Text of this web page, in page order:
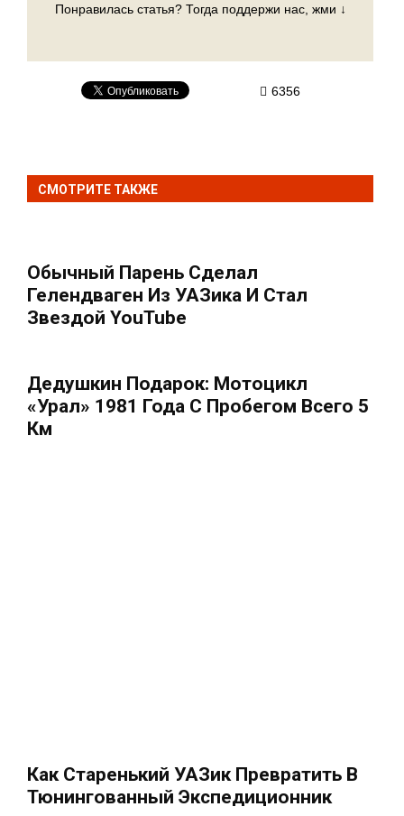
Понравилась статья? Тогда поддержи нас, жми ↓
6356
СМОТРИТЕ ТАКЖЕ
Обычный Парень Сделал
Гелендваген Из УАЗика И Стал
Звездой YouTube
Дедушкин Подарок: Мотоцикл
«Урал» 1981 Года С Пробегом Всего 5
Км
Как Старенький УАЗик Превратить В
Тюнингованный Экспедиционник